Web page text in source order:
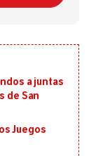
a juntas
de San
Juegos